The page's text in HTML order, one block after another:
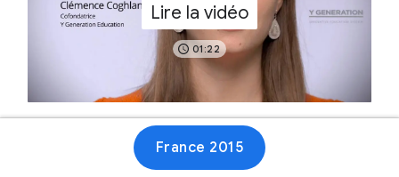
Lire la vidéo
01:22
France 2015